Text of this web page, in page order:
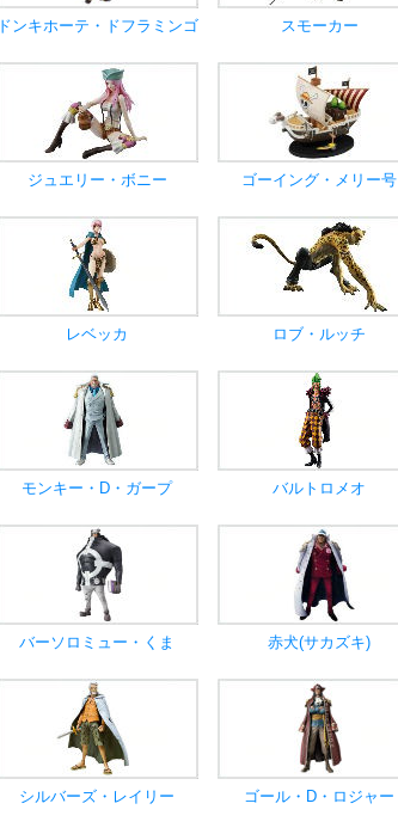
ドンキホーテ・ドフラミンゴ スモーカー
ジュエリー・ボニー ゴーイング・メリー号
レベッカ ロブ・ルッチ
モンキー・D・ガープ バルトロメオ
バーソロミュー・くま 赤犬(サカズキ)
シルバーズ・レイリー ゴール・D・ロジャー